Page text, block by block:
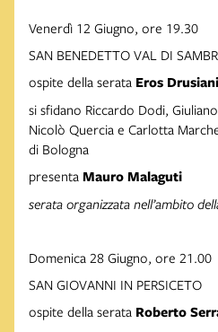
Venerdì 12 Giugno, ore 19.30
SAN BENEDETTO VAL DI
ospite della serata Eros Drusiani
si sfidano Riccardo Dodi,
Nicolò Quercia e Carlotta
di Bologna
presenta MauroMalaguti
serata organizzata nell’ambito
Domenica 28 Giugno, ore 21.00
SAN GIOVANNI IN PERSICETO
ospite della serata Roberto